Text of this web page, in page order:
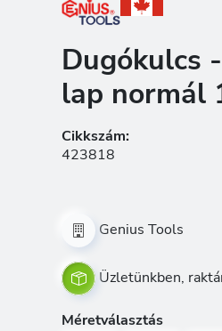
Dugókulcs
lap normál
Cikkszám:
423818
Genius Tools
Üzletünkben,
Méretválasztás